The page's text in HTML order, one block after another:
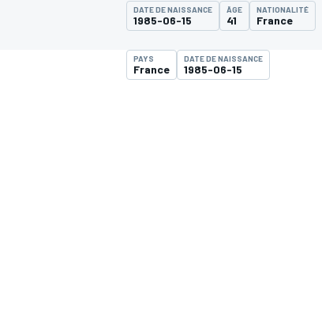
DATE DE NAISSANCE
1985-06-15
ÂGE
41
NATIONALITÉ
France
PAYS
France
DATE DE NAISSANCE
1985-06-15